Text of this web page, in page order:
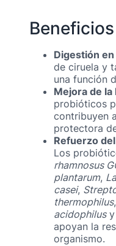
Digestión
de ciruela y
una función
Mejora de
probióticos
contribuyen
protectora
Refuerzo
Los
rhamnosus
plantarum,
casei,
thermophilus,
acidophilusy
apoyan la
organismo.